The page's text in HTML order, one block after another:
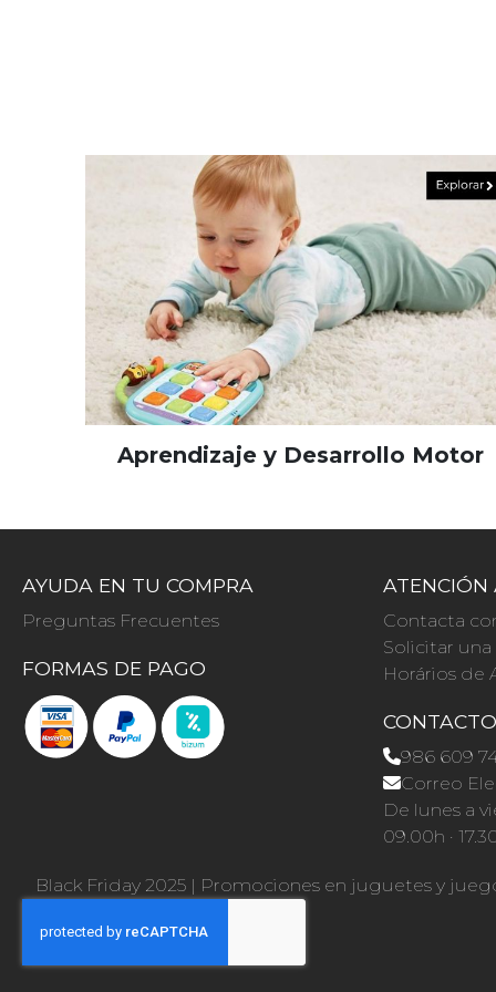
Aprendizaje y Desarrollo Motor
AYUDA EN TU COMPRA
Preguntas Frecuentes
FORMAS DE PAGO
ATENCIÓN
Contacta
Solicitar
Horários de
CONTACTO
986 609
Correo
De lunes a
09.00h ·
Black Friday 2025 | Promociones en juguetes y